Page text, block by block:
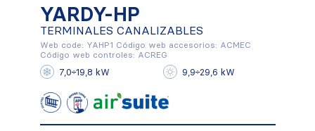
YARDY-HP
TERMINALES CANALIZABLES
Web code: YAHP1 Código web accesorios: ACMEC
Código web controles: ACREG
7,0÷19,8 kW 9,9÷29,6 kW
YARDY-HP
TERMINALES CANALIZABLES
Conocer más